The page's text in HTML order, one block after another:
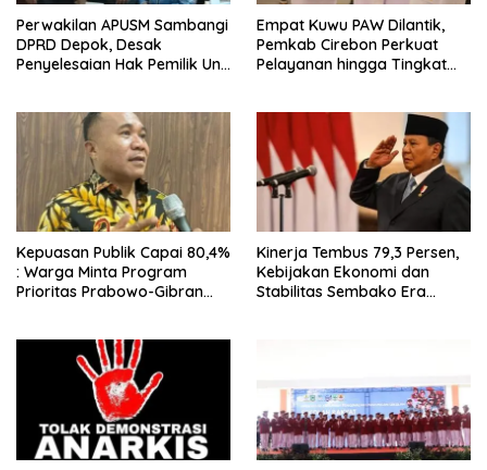
Perwakilan APUSM Sambangi
DPRD Depok, Desak
Penyelesaian Hak Pemilik Unit
Empat Kuwu PAW Dilantik,
Pemkab Cirebon Perkuat
Pelayanan hingga Tingkat
Kepuasan Publik Capai 80,4%
: Warga Minta Program
Prioritas Prabowo-Gibran
Kinerja Tembus 79,3 Persen,
Kebijakan Ekonomi dan
Stabilitas Sembako Era